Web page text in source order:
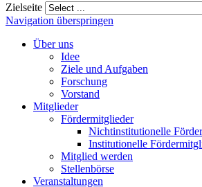
Zielseite
Navigation überspringen
Über uns
Idee
Ziele und Aufgaben
Forschung
Vorstand
Mitglieder
Fördermitglieder
Nichtinstitutionelle
Institutionelle
Mitglied werden
Stellenbörse
Veranstaltungen